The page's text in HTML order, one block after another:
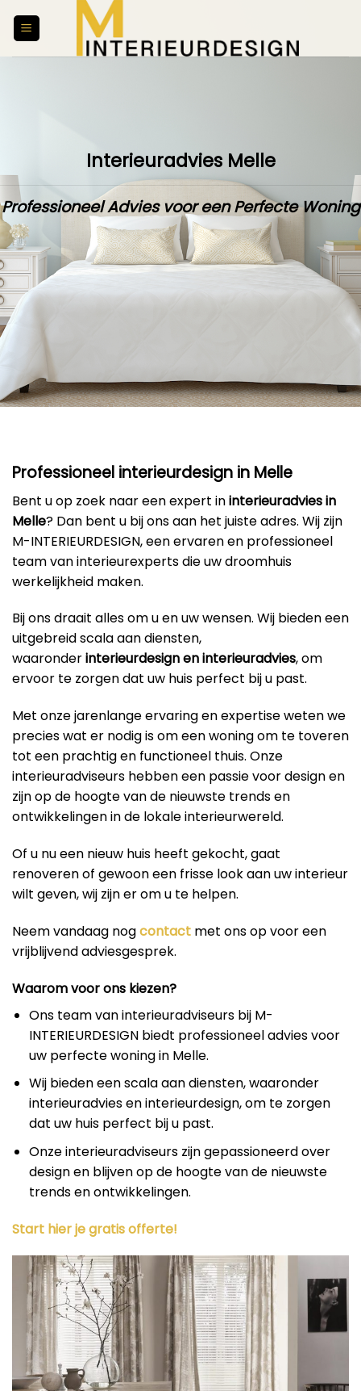
Interieuradvies Melle
Professioneel Advies voor een Perfecte Woning
Professioneel interieurdesign in Melle
Bent u op zoek naar een expert ininterieuradvies in
Melle? Dan bent u bij ons aan het juiste adres. Wij zijn
M-INTERIEURDESIGN, een ervaren en professioneel
team van interieurexperts die uw droomhuis
werkelijkheid maken.
Bij ons draait alles om u en uw wensen. Wij bieden een
uitgebreid scala aan diensten,
waaronderinterieurdesign en interieuradvies, om
ervoor te zorgen dat uw huis perfect bij u past.
Met onze jarenlange ervaring en expertise weten we
precies wat er nodig is om een woning om te toveren
tot een prachtig en functioneel thuis. Onze
interieuradviseurs hebben een passie voor design en
zijn op de hoogte van de nieuwste trends en
ontwikkelingen in de lokale interieurwereld.
Of u nu een nieuw huis heeft gekocht, gaat
renoveren of gewoon een frisse look aan uw interieur
wilt geven, wij zijn er om u te helpen.
Neem vandaag nogcontact met ons op voor een
vrijblijvend adviesgesprek.
Waarom voor ons kiezen?
Ons team van interieuradviseurs bij M-
INTERIEURDESIGN biedt professioneel advies voor
uw perfecte woning in Melle.
Wij bieden een scala aan diensten, waaronder
interieuradvies en interieurdesign, om te zorgen
dat uw huis perfect bij u past.
Onze interieuradviseurs zijn gepassioneerd over
design en blijven op de hoogte van de nieuwste
trends en ontwikkelingen.
Start hier je gratis offerte!